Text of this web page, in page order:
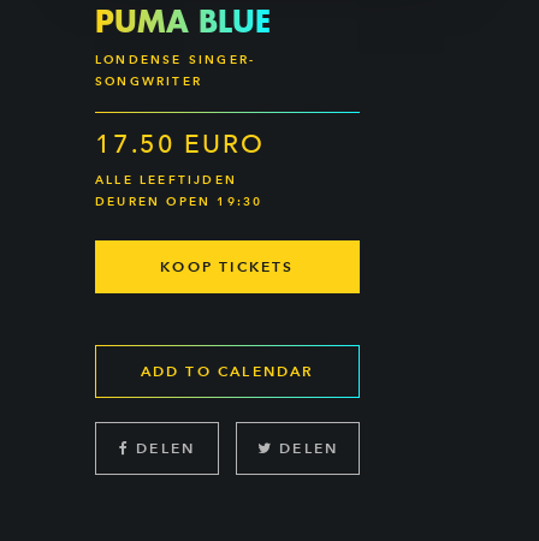
PUMA BLUE
LONDENSE SINGER-
SONGWRITER
17.50 EURO
ALLE LEEFTIJDEN
DEUREN OPEN 19:30
KOOP TICKETS
ADD TO CALENDAR
DELEN DELEN